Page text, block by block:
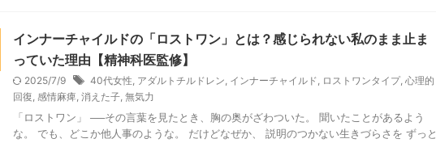
インナーチャイルドの「ロストワン」とは？感じられない私のまま止ま
っていた理由【精神科医監修】
2025/7/9 40代女性, アダルトチルドレン, インナーチャイルド, ロストワンタイプ, 心理的
回復, 感情麻痺, 消えた子, 無気力
「ロストワン」 ──その言葉を見たとき、胸の奥がざわついた。 聞いたことがあるよう
な。 でも、どこか他人事のような。 だけどなぜか、 説明のつかない生きづらさを ずっと